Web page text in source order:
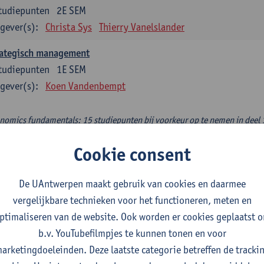
2E SEM
Christa Sys Thierry Vanelslander
management
1E SEM
Koen Vandenbempt
fundamentals: 15 studiepunten bij voorkeur op te nemen in deel
1E SEM
Sam Cosaert
en duurzaam ondernemen
2E SEM
Luc Van Liedekerke
Cookie consent
De UAntwerpen maakt gebruik van cookies en daarmee
vergelijkbare technieken voor het functioneren, meten en
van de website. Ook worden er cookies geplaatst
b.v. YouTubefilmpjes te kunnen tonen en voor
Deze laatste categorie betreffen de